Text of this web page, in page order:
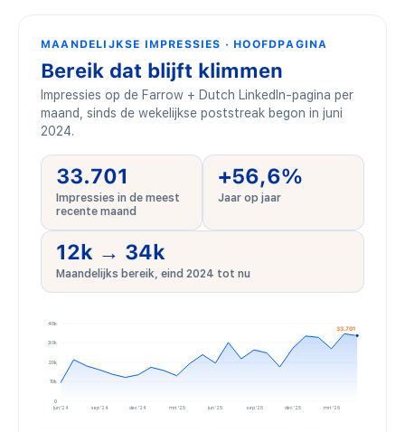
MAANDELIJKSE IMPRESSIES · HOOFDPAGINA
Bereik dat blijft klimmen
Impressies op de Farrow + Dutch LinkedIn-pagina per
maand, sinds de wekelijkse poststreak begon in juni
2024.
33.701
Impressies in de meest
recente maand
+56,6%
Jaar op jaar
12k → 34k
Maandelijks bereik, eind 2024 tot nu
0
10k
20k
30k
40k
33.701
jun '24 sep '24 dec '24 mrt '25 jun '25 sep '25 dec '25 mrt '26